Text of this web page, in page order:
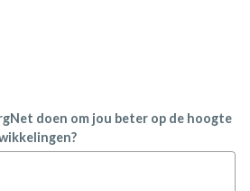
doen om jou beter op de hoogte